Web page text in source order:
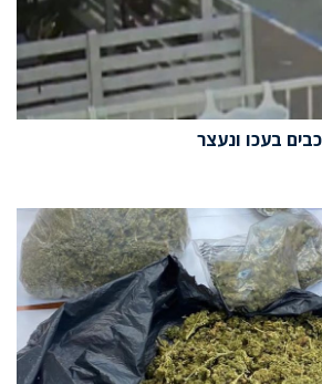
בעכו ונעצר